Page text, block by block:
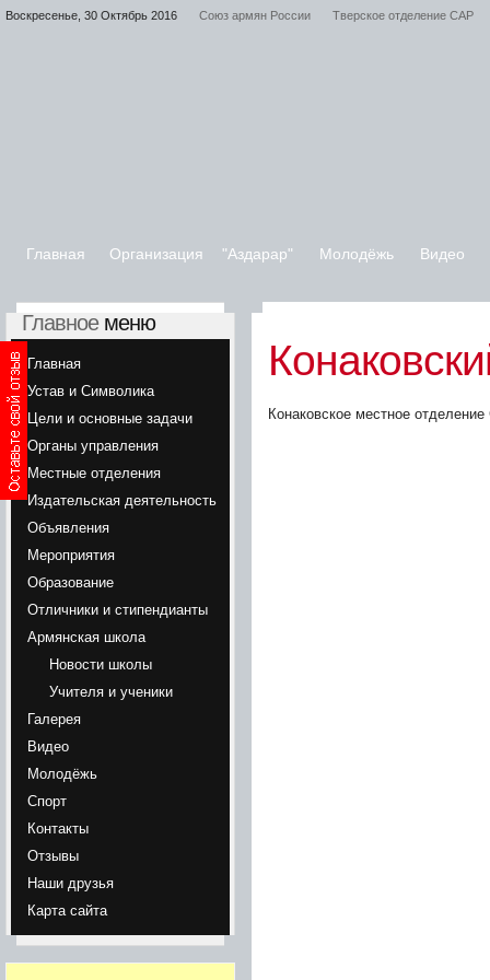
Воскресенье, 30 Октябрь 2016 Союз армян России Тверское отделение САР
Главная Организация "Аздарар" Молодёжь Видео
Главноеменю
Главная
Устав и Символика
Цели и основные задачи
Органы управления
Местные отделения
Издательская деятельность
Объявления
Мероприятия
Образование
Отличники и стипендианты
Армянская школа
Новости школы
Учителя и ученики
Галерея
Видео
Молодёжь
Спорт
Контакты
Отзывы
Наши друзья
Карта сайта
Конаковское местное